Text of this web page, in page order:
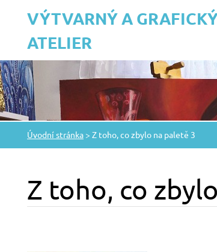
VÝTVARNÝ A
ATELIER
Úvodní stránka > Z toho, co zbylo na paletě 3
Z toho, co